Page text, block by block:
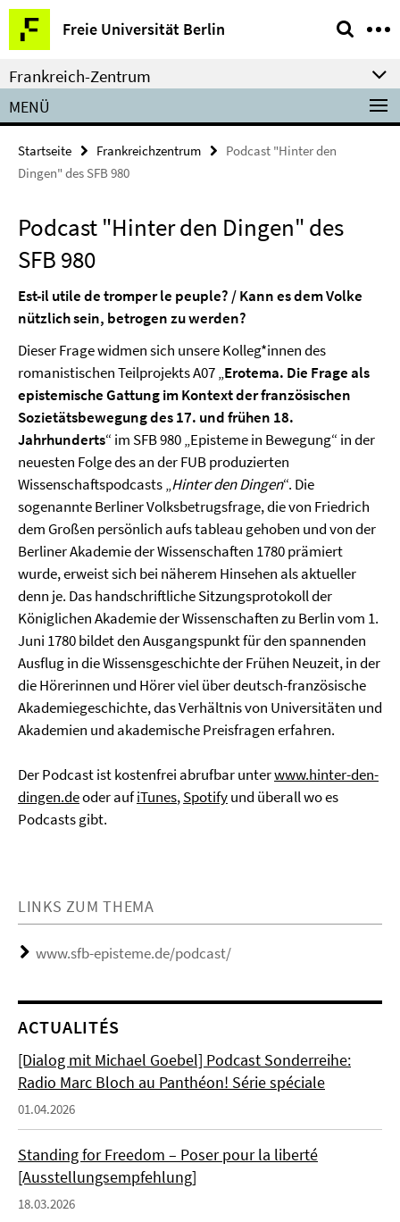
Springe
direkt
zu
Inhalt
Freie Universität Berlin
Service-
Navigation
Frankreich-Zentrum
MENÜ
Startseite Frankreichzentrum
Podcast "Hinter den
Dingen" des SFB 980
Podcast "Hinter den Dingen" des
SFB 980
Est-il utile de tromper le peuple? / Kann es dem Volke
nützlich sein, betrogen zu werden?
Dieser Frage widmen sich unsere Kolleg*innen des
romanistischen Teilprojekts A07 „Erotema. Die Frage als
epistemische Gattung im Kontext der französischen
Sozietätsbewegung des 17. und frühen 18.
Jahrhunderts“ im SFB 980 „Episteme in Bewegung“ in der
neuesten Folge des an der FUB produzierten
Wissenschaftspodcasts „Hinter den Dingen“. Die
sogenannte Berliner Volksbetrugsfrage, die von Friedrich
dem Großen persönlich aufs tableau gehoben und von der
Berliner Akademie der Wissenschaften 1780 prämiert
wurde, erweist sich bei näherem Hinsehen als aktueller
denn je. Das handschriftliche Sitzungsprotokoll der
Königlichen Akademie der Wissenschaften zu Berlin vom 1.
Juni 1780 bildet den Ausgangspunkt für den spannenden
Ausflug in die Wissensgeschichte der Frühen Neuzeit, in der
die Hörerinnen und Hörer viel über deutsch-französische
Akademiegeschichte, das Verhältnis von Universitäten und
Akademien und akademische Preisfragen erfahren.
Der Podcast ist kostenfrei abrufbar unterwww.hinter-den-
dingen.deoder aufiTunes,Spotifyund überall wo es
Podcasts gibt.
LINKS ZUM THEMA
www.sfb-episteme.de/podcast/
ACTUALITÉS
[Dialog mit Michael Goebel] Podcast Sonderreihe:
Radio Marc Bloch au Panthéon! Série spéciale
01.04.2026
Standing for Freedom – Poser pour la liberté
[Ausstellungsempfehlung]
18.03.2026